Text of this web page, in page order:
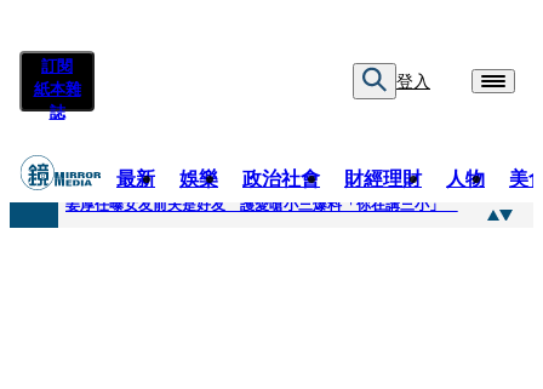
訂閱
紙本雜
誌
登入
最新 娛樂 政治社會 財經理財 人物 美
快訊
姜厚任曝女友前夫是好友 護愛嗆小三爆料「你在講三小」